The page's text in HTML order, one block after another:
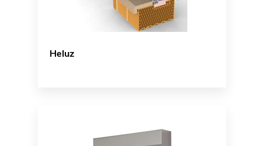
Heluz